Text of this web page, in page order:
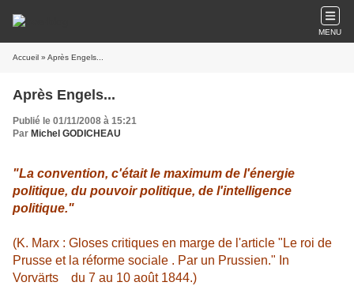
MENU
Accueil » Après Engels...
Après Engels...
Publié le 01/11/2008 à 15:21
Par Michel GODICHEAU
"La convention, c'était le maximum de l'énergie
politique, du pouvoir politique, de l'intelligence
politique."
(K. Marx : Gloses critiques en marge de l'article "Le roi de
Prusse et la réforme sociale . Par un Prussien." In
Vorvärts du 7 au 10 août 1844.)